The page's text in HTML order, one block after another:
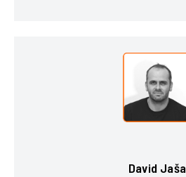
David Jaša